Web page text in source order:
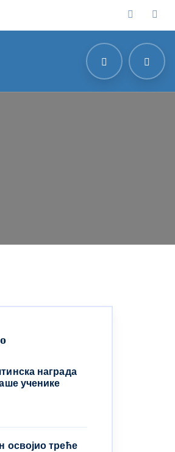
награда
ученике
освојио треће